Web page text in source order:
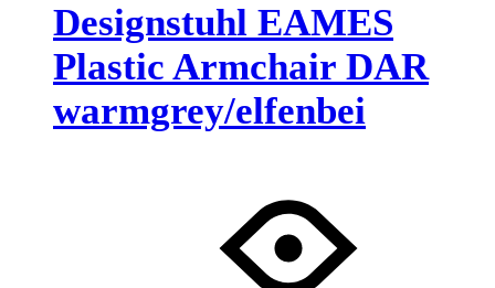
Designstuhl EAMES
Plastic Armchair DAR
warmgrey/elfenbei